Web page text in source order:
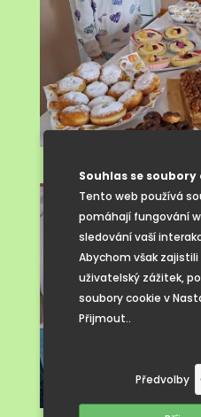
Souhlas se soubory
Tento web používá
pomáhají fungování
sledování vaší
Abychom však
uživatelský zážitek,
soubory cookie v
Přijmout..
Předvolby